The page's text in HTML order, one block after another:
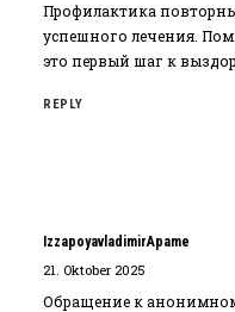
Профилактика
успешного лечения.
это первый шаг к
REPLY
IzzapoyavladimirApame
21. Oktober 2025
Обращение к